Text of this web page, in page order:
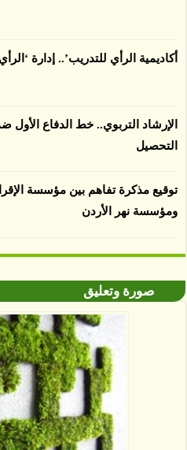
أكاديمية الرأي للتدريب’.. إدارة
الإرشاد التربوي.. خط الدفاع
التحصيل
توقيع مذكرة تفاهم بين مؤسسة
ومؤسسة نهر الأردن
صورة وتعليق